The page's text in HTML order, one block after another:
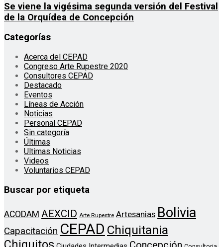
Se viene la vigésima segunda versión del Festival
de la Orquídea de Concepción
Categorías
Acerca del CEPAD
Congreso Arte Rupestre 2020
Consultores CEPAD
Destacado
Eventos
Líneas de Acción
Noticias
Personal CEPAD
Sin categoría
Últimas
Ultimas Noticias
Videos
Voluntarios CEPAD
Buscar por etiqueta
ACODAM AEXCID Arte Rupestre Artesanias Bolivia
Capacitación CEPAD Chiquitania